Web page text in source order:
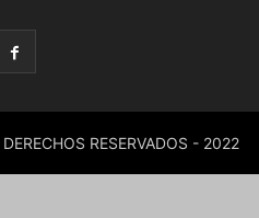
RESERVADOS - 2022